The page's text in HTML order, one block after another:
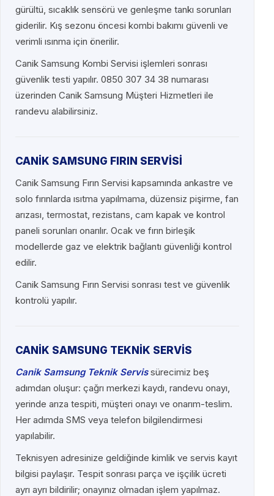
gürültü, sıcaklık sensörü ve genleşme tankı sorunları
giderilir. Kış sezonu öncesi kombi bakımı güvenli ve
verimli ısınma için önerilir.
Canik Samsung Kombi Servisi işlemleri sonrası
güvenlik testi yapılır. 0850 307 34 38 numarası
üzerinden Canik Samsung Müşteri Hizmetleri ile
randevu alabilirsiniz.
CANİK SAMSUNG FIRIN SERVİSİ
Canik Samsung Fırın Servisi kapsamında ankastre ve
solo fırınlarda ısıtma yapılmama, düzensiz pişirme, fan
arızası, termostat, rezistans, cam kapak ve kontrol
paneli sorunları onarılır. Ocak ve fırın birleşik
modellerde gaz ve elektrik bağlantı güvenliği kontrol
edilir.
Canik Samsung Fırın Servisi sonrası test ve güvenlik
kontrolü yapılır.
CANİK SAMSUNG TEKNİK SERVİS
Canik Samsung Teknik Servissürecimiz beş
adımdan oluşur: çağrı merkezi kaydı, randevu onayı,
yerinde arıza tespiti, müşteri onayı ve onarım-teslim.
Her adımda SMS veya telefon bilgilendirmesi
yapılabilir.
Teknisyen adresinize geldiğinde kimlik ve servis kayıt
bilgisi paylaşır. Tespit sonrası parça ve işçilik ücreti
ayrı ayrı bildirilir; onayınız olmadan işlem yapılmaz.